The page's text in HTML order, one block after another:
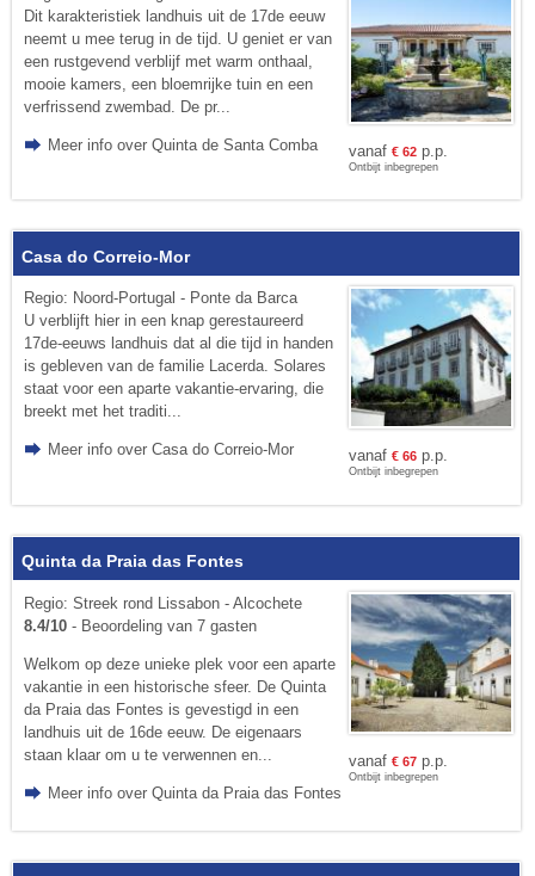
Dit karakteristiek landhuis uit de 17de eeuw
neemt u mee terug in de tijd. U geniet er van
een rustgevend verblijf met warm onthaal,
mooie kamers, een bloemrijke tuin en een
verfrissend zwembad. De pr...
Meer info over Quinta de Santa Comba vanaf€62 p.p.
Ontbijt inbegrepen
Casa do Correio-Mor
Regio: Noord-Portugal - Ponte da Barca
U verblijft hier in een knap gerestaureerd
17de-eeuws landhuis dat al die tijd in handen
is gebleven van de familie Lacerda. Solares
staat voor een aparte vakantie-ervaring, die
breekt met het traditi...
Meer info over Casa do Correio-Mor vanaf€66 p.p.
Ontbijt inbegrepen
Quinta da Praia das Fontes
Regio: Streek rond Lissabon - Alcochete
8.4/10- Beoordeling van 7 gasten
Welkom op deze unieke plek voor een aparte
vakantie in een historische sfeer. De Quinta
da Praia das Fontes is gevestigd in een
landhuis uit de 16de eeuw. De eigenaars
staan klaar om u te verwennen en...
Meer info over Quinta da Praia das Fontes
vanaf€67 p.p.
Ontbijt inbegrepen